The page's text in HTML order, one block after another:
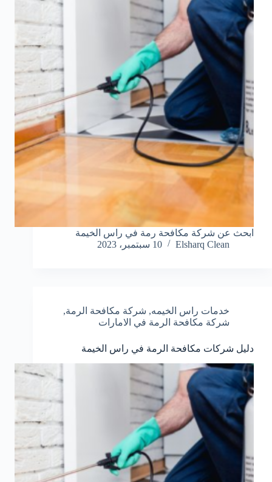
ابحث عن شركة مكافحة رمة في راس الخيمة
Elsharq Clean
10 سبتمبر، 2023
خدمات راس الخيمه, شركة مكافحة الرمة,
شركة مكافحة الرمة في الامارات
دليل شركات مكافحة الرمة في راس الخيمة